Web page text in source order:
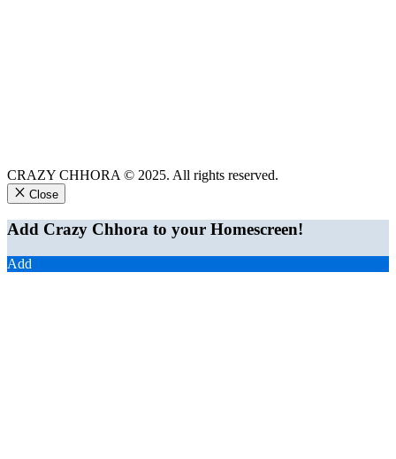
CRAZY CHHORA © 2025. All rights reserved.
Close
Add Crazy Chhora to your Homescreen!
Add